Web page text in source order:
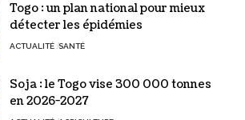
Togo : un plan national pour mieux
détecter les épidémies
ACTUALITÉ SANTÉ
Soja : le Togo vise 300 000 tonnes
en 2026-2027